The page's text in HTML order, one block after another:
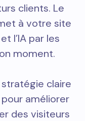
clients. Le
à votre site
l’IA par les
moment.
stratégie claire
améliorer
des visiteurs